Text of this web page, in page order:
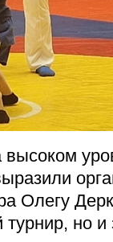
Олегу
но и